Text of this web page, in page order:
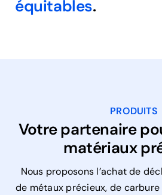
équitables.
PRODUITS
Votre partenaire
matériaux
Nous proposons l’achat de
de métaux précieux, de carbure